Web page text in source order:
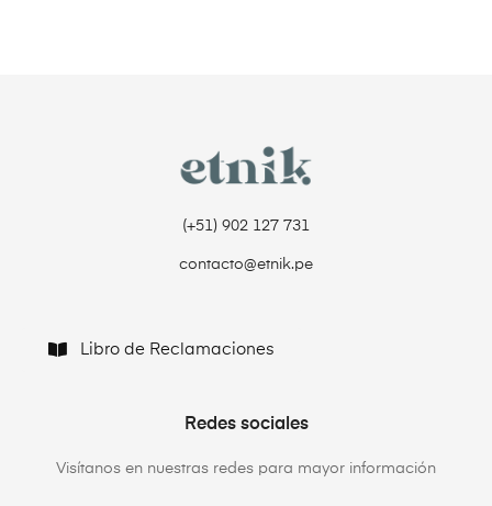
(+51) 902 127 731‬
contacto@etnik.pe
Libro de Reclamaciones
Redes sociales
Visítanos en nuestras redes para mayor información